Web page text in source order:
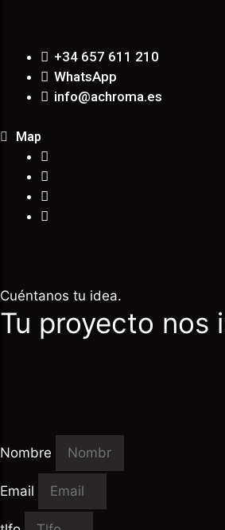
+34 657 611 210
WhatsApp
info@achroma.es
Map
Cuéntanos tu idea.
Tu proyecto nos
Nombre
Email